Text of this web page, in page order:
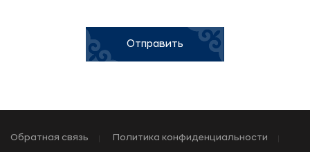
Отправить
Обратная связь Политика конфиденциальности